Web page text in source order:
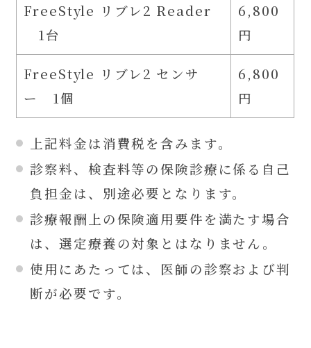
FreeStyle リブレ2 Reader
1台
6,800
円
FreeStyle リブレ2 センサ
ー 1個
6,800
円
上記料金は消費税を含みます。
診察料、検査料等の保険診療に係る自己
負担金は、別途必要となります。
診療報酬上の保険適用要件を満たす場合
は、選定療養の対象とはなりません。
使用にあたっては、医師の診察および判
断が必要です。